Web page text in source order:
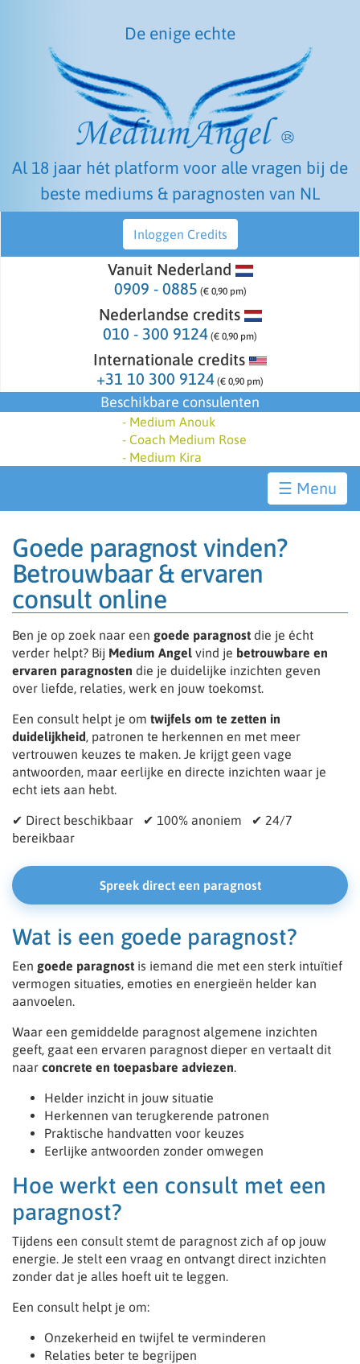
De enige echte
Al 18 jaar hét platform voor alle vragen bij de
beste mediums & paragnosten van NL
Inloggen Credits
Vanuit Nederland
0909 - 0885 (€ 0,90 pm)
Nederlandse credits
010 - 300 9124 (€ 0,90 pm)
Internationale credits
+31 10 300 9124 (€ 0,90 pm)
Beschikbare consulenten
- Medium Anouk
- Coach Medium Rose
- Medium Kira
☰
Goede paragnost vinden?
Betrouwbaar & ervaren
consult online
Ben je op zoek naar een goede paragnost die je écht
verder helpt? Bij Medium Angel vind je betrouwbare en
ervaren paragnosten die je duidelijke inzichten geven
over liefde, relaties, werk en jouw toekomst.
Een consult helpt je om twijfels om te zetten in
duidelijkheid, patronen te herkennen en met meer
vertrouwen keuzes te maken. Je krijgt geen vage
antwoorden, maar eerlijke en directe inzichten waar je
echt iets aan hebt.
✔ Direct beschikbaar ✔ 100% anoniem ✔ 24/7
bereikbaar
Spreek direct een paragnost
Wat is een goede paragnost?
Een goede paragnost is iemand die met een sterk intuïtief
vermogen situaties, emoties en energieën helder kan
aanvoelen.
Waar een gemiddelde paragnost algemene inzichten
geeft, gaat een ervaren paragnost dieper en vertaalt dit
naar concrete en toepasbare adviezen.
Helder inzicht in jouw situatie
Herkennen van terugkerende patronen
Praktische handvatten voor keuzes
Eerlijke antwoorden zonder omwegen
Hoe werkt een consult met een
paragnost?
Tijdens een consult stemt de paragnost zich af op jouw
energie. Je stelt een vraag en ontvangt direct inzichten
zonder dat je alles hoeft uit te leggen.
Een consult helpt je om:
Onzekerheid en twijfel te verminderen
Relaties beter te begrijpen